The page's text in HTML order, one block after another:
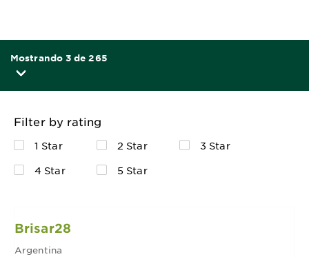
Mostrando 3 de 265
Filter by rating
1 Star 2 Star
3 Star
4 Star
5 Star
Brisar28
Argentina